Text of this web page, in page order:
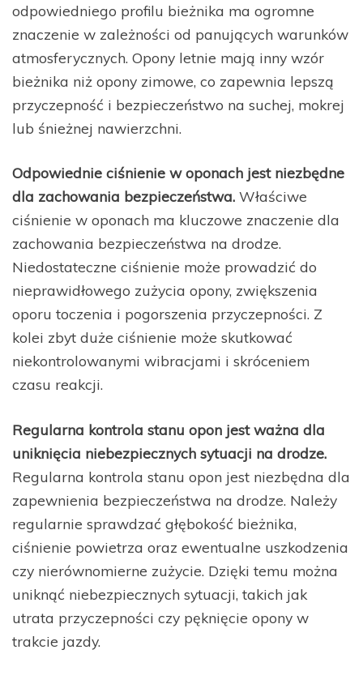
odpowiedniego profilu bieżnika ma ogromne
znaczenie w zależności od panujących warunków
atmosferycznych. Opony letnie mają inny wzór
bieżnika niż opony zimowe, co zapewnia lepszą
przyczepność i bezpieczeństwo na suchej, mokrej
lub śnieżnej nawierzchni.
Odpowiednie ciśnienie w oponach jest niezbędne
dla zachowania bezpieczeństwa. Właściwe
ciśnienie w oponach ma kluczowe znaczenie dla
zachowania bezpieczeństwa na drodze.
Niedostateczne ciśnienie może prowadzić do
nieprawidłowego zużycia opony, zwiększenia
oporu toczenia i pogorszenia przyczepności. Z
kolei zbyt duże ciśnienie może skutkować
niekontrolowanymi wibracjami i skróceniem
czasu reakcji.
Regularna kontrola stanu opon jest ważna dla
uniknięcia niebezpiecznych sytuacji na drodze.
Regularna kontrola stanu opon jest niezbędna dla
zapewnienia bezpieczeństwa na drodze. Należy
regularnie sprawdzać głębokość bieżnika,
ciśnienie powietrza oraz ewentualne uszkodzenia
czy nierównomierne zużycie. Dzięki temu można
uniknąć niebezpiecznych sytuacji, takich jak
utrata przyczepności czy pęknięcie opony w
trakcie jazdy.